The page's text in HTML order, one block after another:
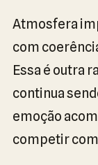
Atmosfera
com
Essa é outra
continua
emoção
competir